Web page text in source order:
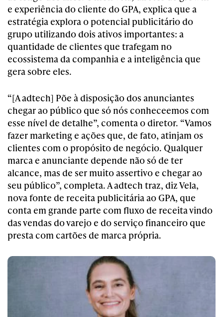
e experiência do cliente do GPA, explica que a
estratégia explora o potencial publicitário do
grupo utilizando dois ativos importantes: a
quantidade de clientes que trafegam no
ecossistema da companhia e a inteligência que
gera sobre eles.
“[A adtech] Põe à disposição dos anunciantes
chegar ao público que só nós conheceemos com
esse nível de detalhe”, comenta o diretor. “Vamos
fazer marketing e ações que, de fato, atinjam os
clientes com o propósito de negócio. Qualquer
marca e anunciante depende não só de ter
alcance, mas de ser muito assertivo e chegar ao
seu público”, completa. A adtech traz, diz Vela,
nova fonte de receita publicitária ao GPA, que
conta em grande parte com fluxo de receita vindo
das vendas do varejo e do serviço financeiro que
presta com cartões de marca própria.